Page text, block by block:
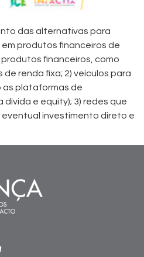
das alternativas para
produtos financeiros de
financeiros, como
de renda fixa; 2) veículos para
plataformas de
e equity); 3) redes que
investimento direto e